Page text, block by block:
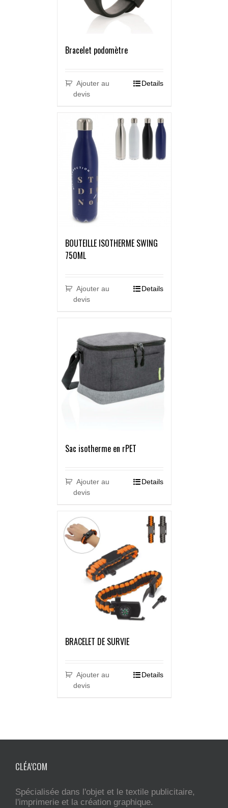
Bracelet podomètre
Ajouter au
devis
Details
BOUTEILLE ISOTHERME SWING
750ML
Ajouter au
devis
Details
Sac isotherme en rPET
Ajouter au
devis
Details
BRACELET DE SURVIE
Ajouter au
devis
Details
CLÉA’COM
Spécialisée dans l'objet et le textile publicitaire,
l'imprimerie et la création graphique.